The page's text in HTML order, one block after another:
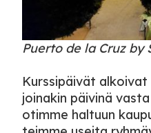
Puerto de la Cruz by
Kurssipäivät
joinakin päivinä
otimme haltuun